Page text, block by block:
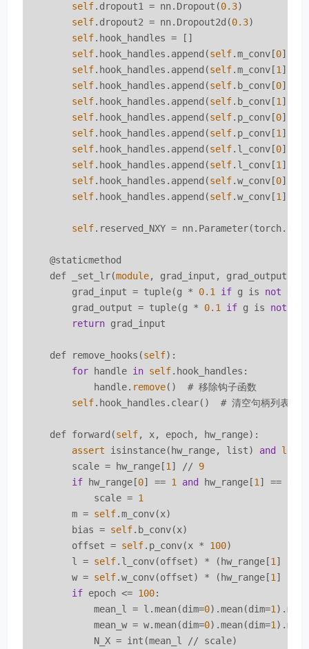
self.dropout1 = nn.Dropout(0.3)
self.dropout2 = nn.Dropout2d(0.3)
self.hook_handles = []
self.hook_handles.append(self.m_conv[0
self.hook_handles.append(self.m_conv[1
self.hook_handles.append(self.b_conv[0
self.hook_handles.append(self.b_conv[1
self.hook_handles.append(self.p_conv[0
self.hook_handles.append(self.p_conv[1
self.hook_handles.append(self.l_conv[0
self.hook_handles.append(self.l_conv[1
self.hook_handles.append(self.w_conv[0
self.hook_handles.append(self.w_conv[1
self.reserved_NXY =
    @staticmethod
    def _set_lr(
module, grad_input, grad_output):
        grad_input = tuple(g *
0.1 if g is not
        grad_output = tuple(g *
0.1 if g is not
return grad_input
    def remove_hooks(
self):
for handle in self.hook_handles:
            handle.
remove()  # 移除钩子函数
self.hook_handles.clear()  # 清空句柄列表
    def forward(
self, x, epoch, hw_range):
assert isinstance(hw_range, list) and len
        scale = hw_range[
1 ] // 9
if hw_range[0] == 1 and hw_range[1 ] ==
            scale =
1
        m =
self.m_conv(x)
        bias =
self.b_conv(x)
        offset =
self.p_conv(x * 100)
        l =
self.l_conv(offset) * (hw_range[1 ] -
        w =
self.w_conv(offset) * (hw_range[1 ] -
if epoch <= 100:
            mean_l = l.mean(dim=
0).mean(dim=1
            mean_w = w.mean(dim=
0).mean(dim=1
            N_X = int(mean_l // scale)